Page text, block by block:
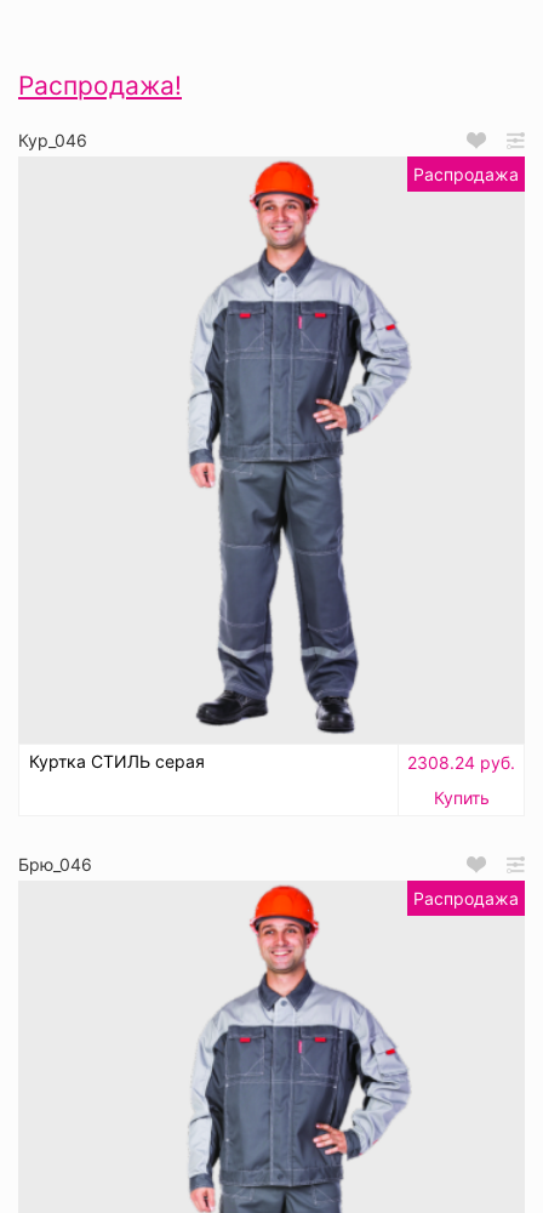
Распродажа!
Кур_046
Распродажа
Куртка СТИЛЬ серая
2308.24 руб.
Купить
Брю_046
Распродажа